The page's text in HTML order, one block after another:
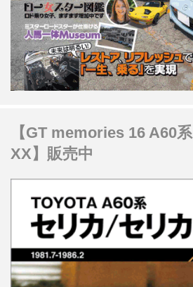
【GT memories 16 A60
XX】販売中